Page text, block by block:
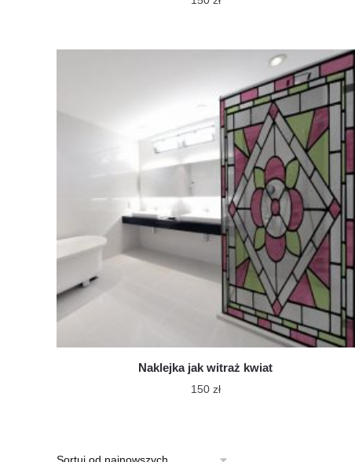
Naklejka jak witraż kwiat
150 zł